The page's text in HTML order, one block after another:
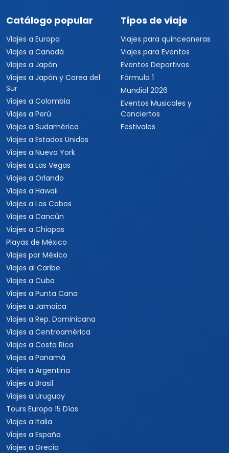
Catálogo popular
Viajes a Europa
Viajes a Canadá
Viajes a Japón
Viajes a Japón y Corea del
Sur
Viajes a Colombia
Viajes a Perú
Viajes a Sudamérica
Viajes a Estados Unidos
Viajes a Nueva York
Viajes a Las Vegas
Viajes a Orlando
Viajes a Hawaii
Viajes a Los Cabos
Viajes a Cancún
Viajes a Chiapas
Playas de México
Viajes por México
Viajes al Caribe
Viajes a Cuba
Viajes a Punta Cana
Viajes a Jamaica
Viajes a Rep. Dominicana
Viajes a Centroamérica
Viajes a Costa Rica
Viajes a Panamá
Viajes a Argentina
Viajes a Brasil
Viajes a Uruguay
Tours Europa 15 Días
Viajes a Italia
Viajes a España
Viajes a Grecia
Tipos de viaje
Viajes para quinceaneras
Viajes para Eventos
Eventos Deportivos
Fórmula 1
Mundial 2026
Eventos Musicales y
Conciertos
Festivales